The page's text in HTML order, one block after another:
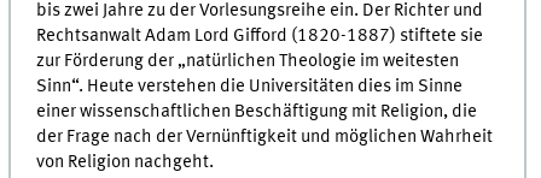
bis zwei Jahre zu der Vorlesungsreihe ein. Der Richter und
Rechtsanwalt Adam Lord Gifford (1820-1887) stiftete sie
zur Förderung der „natürlichen Theologie im weitesten
Sinn“. Heute verstehen die Universitäten dies im Sinne
einer wissenschaftlichen Beschäftigung mit Religion, die
der Frage nach der Vernünftigkeit und möglichen Wahrheit
von Religion nachgeht.